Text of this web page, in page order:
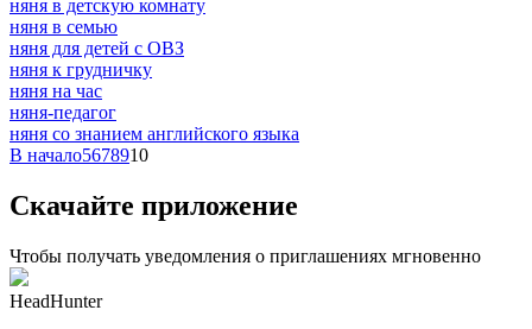
няня в детскую комнату
няня в семью
няня для детей с ОВЗ
няня к грудничку
няня на час
няня-педагог
няня со знанием английского языка
В начало5678910
Скачайте приложение
Чтобы получать уведомления о приглашениях мгновенно
HeadHunter